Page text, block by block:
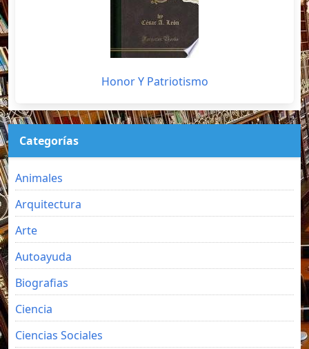
Honor Y Patriotismo
Categorías
Animales
Arquitectura
Arte
Autoayuda
Biografias
Ciencia
Ciencias Sociales